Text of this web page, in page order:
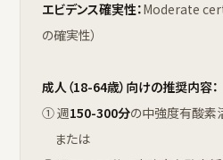
エビデンス確実性：Moderate
の確実性）
成人（18-64歳）向けの推奨内容：
① 週150-300分の中強度有酸素
または